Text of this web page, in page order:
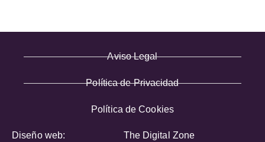
Aviso Legal
Política de Privacidad
Política de Cookies
Diseño web: The Digital Zone